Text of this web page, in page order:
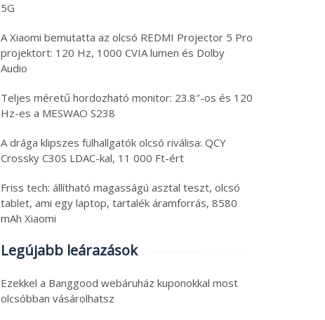
5G
A Xiaomi bemutatta az olcsó REDMI Projector 5 Pro
projektort: 120 Hz, 1000 CVIA lumen és Dolby
Audio
Teljes méretű hordozható monitor: 23.8″-os és 120
Hz-es a MESWAO S238
A drága klipszes fülhallgatók olcsó riválisa: QCY
Crossky C30S LDAC-kal, 11 000 Ft-ért
Friss tech: állítható magasságú asztal teszt, olcsó
tablet, ami egy laptop, tartalék áramforrás, 8580
mAh Xiaomi
Legújabb leárazások
Ezekkel a Banggood webáruház kuponokkal most
olcsóbban vásárolhatsz